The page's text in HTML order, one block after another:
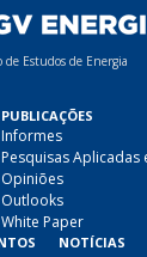
de Estudos de Energia
PUBLICAÇÕES
Informes
Pesquisas Aplicadas
Opiniões
Outlooks
White Paper
NOTÍCIAS